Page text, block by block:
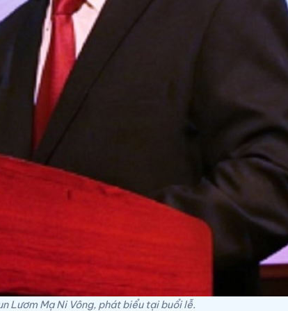
Lươm Mạ Ni Vông, phát biểu tại buổi lễ.